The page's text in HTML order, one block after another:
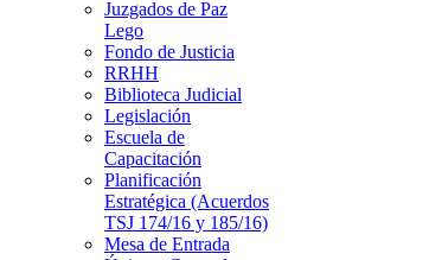
Juzgados de Paz
Lego
Fondo de Justicia
RRHH
Biblioteca Judicial
Legislación
Escuela de
Capacitación
Planificación
Estratégica (Acuerdos
TSJ 174/16 y 185/16)
Mesa de Entrada